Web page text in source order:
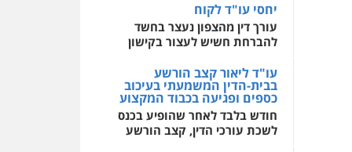
יחסי עו"ד לקוח
עורך דין מהצפון נעצר בחשד
להברחת חשיש לעצור בקישון
עו"ד ליאור קצב הורשע
בבית-הדין המשמעתי בעיכוב
כספים ופגיעה בכבוד המקצוע
חודש בלבד לאחר שהופיע בכנס
לשכת עורכי הדין, קצב הורשע